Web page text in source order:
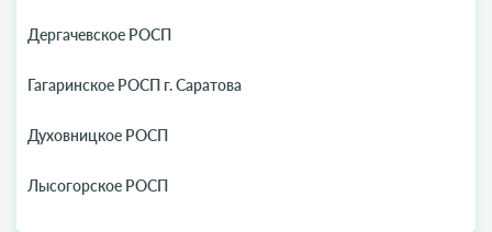
Дергачевское РОСП
Гагаринское РОСП г. Саратова
Духовницкое РОСП
Лысогорское РОСП